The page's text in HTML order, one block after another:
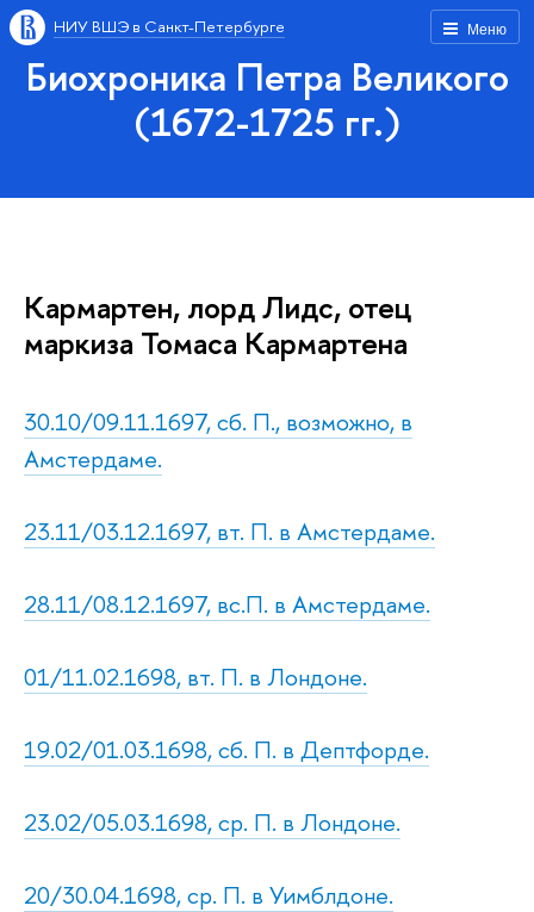
Меню
НИУ ВШЭ в Санкт-Петербурге
Биохроника Петра Великого
(1672-1725 гг.)
Кармартен, лорд Лидс, отец
маркиза Томаса Кармартена
30.10/09.11.1697, сб. П., возможно, в
Амстердаме.
23.11/03.12.1697, вт. П. в Амстердаме.
28.11/08.12.1697, вс.П. в Амстердаме.
01/11.02.1698, вт. П. в Лондоне.
19.02/01.03.1698, сб. П. в Дептфорде.
23.02/05.03.1698, ср. П. в Лондоне.
20/30.04.1698, ср. П. в Уимблдоне.